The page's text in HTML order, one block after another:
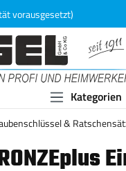
vorausgesetzt)
Kategorien
&